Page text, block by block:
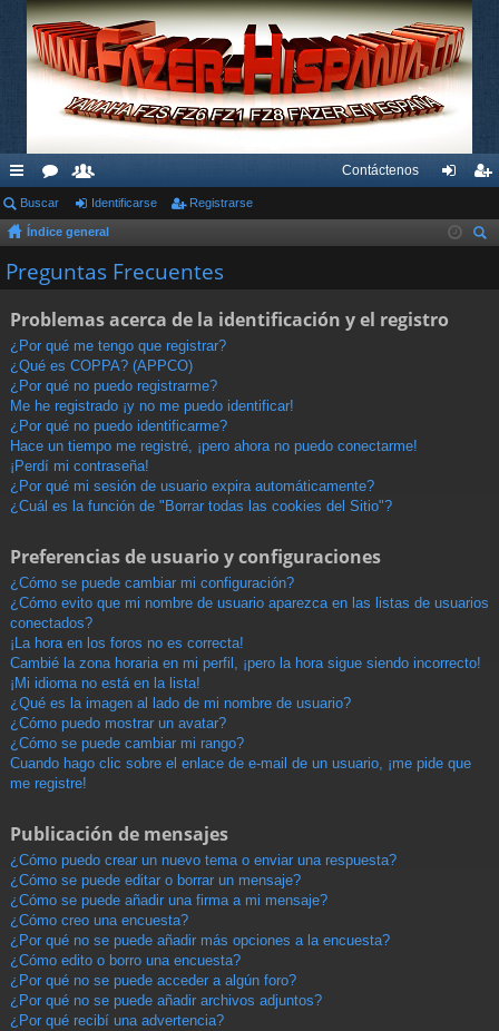
nl
ac
es
do
s
or
os
su
ari
os
Contáctenos
nti ist
Buscar Identificarse Registrarse
Índice general
Preguntas Frecuentes
Problemas acerca de la identificación y el registro
¿Por qué me tengo que registrar?
¿Qué es COPPA? (APPCO)
¿Por qué no puedo registrarme?
Me he registrado ¡y no me puedo identificar!
¿Por qué no puedo identificarme?
Hace un tiempo me registré, ¡pero ahora no puedo conectarme!
¡Perdí mi contraseña!
¿Por qué mi sesión de usuario expira automáticamente?
¿Cuál es la función de "Borrar todas las cookies del Sitio"?
Preferencias de usuario y configuraciones
¿Cómo se puede cambiar mi configuración?
¿Cómo evito que mi nombre de usuario aparezca en las listas de usuarios
conectados?
¡La hora en los foros no es correcta!
Cambié la zona horaria en mi perfil, ¡pero la hora sigue siendo incorrecto!
¡Mi idioma no está en la lista!
¿Qué es la imagen al lado de mi nombre de usuario?
¿Cómo puedo mostrar un avatar?
¿Cómo se puede cambiar mi rango?
Cuando hago clic sobre el enlace de e-mail de un usuario, ¡me pide que
me registre!
Publicación de mensajes
¿Cómo puedo crear un nuevo tema o enviar una respuesta?
¿Cómo se puede editar o borrar un mensaje?
¿Cómo se puede añadir una firma a mi mensaje?
¿Cómo creo una encuesta?
¿Por qué no se puede añadir más opciones a la encuesta?
¿Cómo edito o borro una encuesta?
¿Por qué no se puede acceder a algún foro?
¿Por qué no se puede añadir archivos adjuntos?
¿Por qué recibí una advertencia?